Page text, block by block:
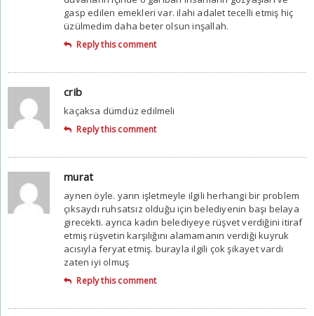
gasp edilen emekleri var. ilahi adalet tecelli etmiş hiç
üzülmedim daha beter olsun inşallah.
Reply this comment
crib
kaçaksa dümdüz edilmeli
Reply this comment
murat
aynen öyle. yarın işletmeyle ilgili herhangi bir problem
çıksaydı ruhsatsız olduğu için belediyenin başı belaya
girecekti. ayrıca kadın belediyeye rüşvet verdiğini itiraf
etmiş rüşvetin karşılığını alamamanın verdiği kuyruk
acısıyla feryat etmiş. burayla ilgili çok şikayet vardı
zaten iyi olmuş
Reply this comment